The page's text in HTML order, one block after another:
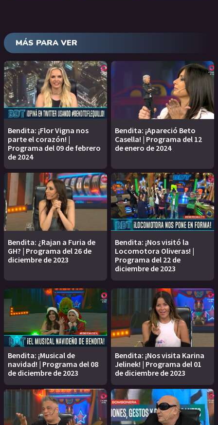
MÁS PARA VER
Bendita: ¡Flor Vigna nos
parte el corazón! |
Programa del 09 de febrero
de 2024
Bendita: ¡Apareció Beto
Casella! | Programa del 12
de enero de 2024
Bendita: ¿Rajan a Furia de
GH? | Programa del 26 de
diciembre de 2023
Bendita: ¡Nos visitó la
Locomotora Oliveras! |
Programa del 22 de
diciembre de 2023
Bendita: ¡Musical de
navidad! | Programa del 08
de diciembre de 2023
Bendita: ¡Nos visita Karina
Jelinek! | Programa del 01
de diciembre de 2023